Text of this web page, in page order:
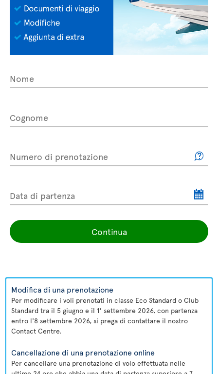
Nome
Cognome
Numero di prenotazione
Data di partenza
Continua
Modifica di una prenotazione
Per modificare i voli prenotati in classe Eco Standard o Club
Standard tra il 5 giugno e il 1° settembre 2026, con partenza
entro l'8 settembre 2026, si prega di contattare il nostro
Contact Centre.
Cancellazione di una prenotazione online
Per cancellare una prenotazione di volo effettuata nelle